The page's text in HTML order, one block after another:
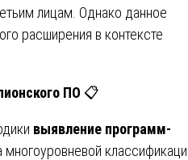
лицам. Однако данное
расширения в контексте
ПО 📋
выявление программ-